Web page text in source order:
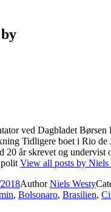
ved Dagbladet
Tidligere boet i Rio de
20 år skrevet og undervist
View all posts by Niels
AuthorNiels Westy
, Bolsonaro, Brasilien,